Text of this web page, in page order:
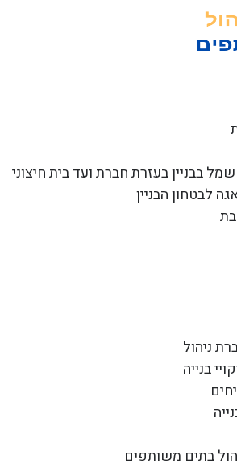
בבניין בעזרת חברת ועד בית חיצוני
לבטחון הבניין
ניהול
בנייה
בתים משותפים